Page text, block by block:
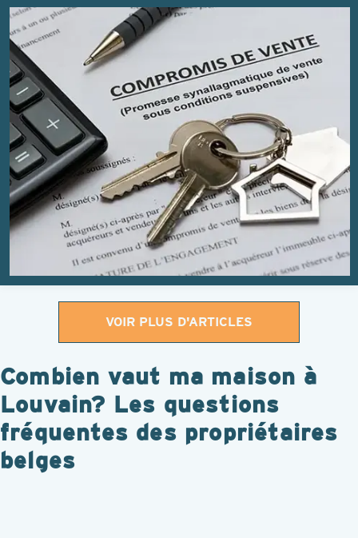
VOIR PLUS D'ARTICLES
Combien vaut ma maison à
Louvain? Les questions
fréquentes des propriétaires
belges